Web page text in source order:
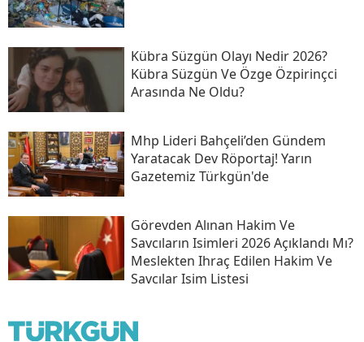
Kübra Süzgün Olayı Nedir 2026?
Kübra Süzgün Ve Özge Özpirinçci
Arasında Ne Oldu?
Mhp Lideri Bahçeli’den Gündem
Yaratacak Dev Röportaj! Yarın
Gazetemiz Türkgün'de
Görevden Alınan Hakim Ve
Savcıların Isimleri 2026 Açıklandı Mı?
Meslekten Ihraç Edilen Hakim Ve
Savcılar Isim Listesi